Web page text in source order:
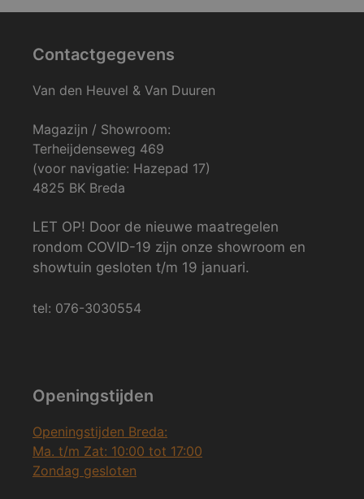
Contactgegevens
Van den Heuvel & Van Duuren
Magazijn / Showroom:
Terheijdenseweg 469
(voor navigatie: Hazepad 17)
4825 BK Breda
LET OP! Door de nieuwe maatregelen
rondom COVID-19 zijn onze showroom en
showtuin gesloten t/m 19 januari.
tel: 076-3030554
Openingstijden
Openingstijden Breda:
Ma. t/m Zat: 10:00 tot 17:00
Zondag gesloten